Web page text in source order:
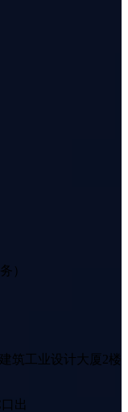
）
筑工业设计大厦2楼
出